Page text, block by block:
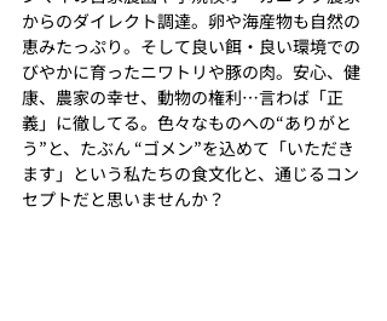
からのダイレクト調達。卵や海産物も自然の
恵みたっぷり。そして良い餌・良い環境での
びやかに育ったニワトリや豚の肉。安心、健
康、農家の幸せ、動物の権利…言わば「正
義」に徹してる。色々なものへの“ありがと
う”と、たぶん “ゴメン”を込めて「いただき
ます」という私たちの食文化と、通じるコン
セプトだと思いませんか？